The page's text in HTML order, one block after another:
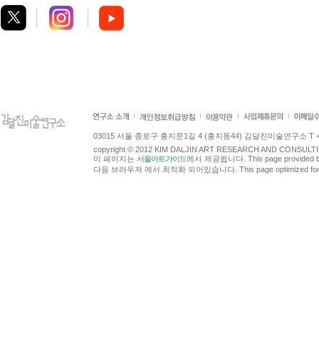
03015 서울 종로구 홍지문1길 4 (홍지동44) 김달진미술연구소 T
copyright © 2012 KIM DALJIN ART RESEARCH AND
이 페이지는 서울아트가이드에서 제공됩니다. This page provided
다음 브라우져 에서 최적화 되어있습니다. This page optimized